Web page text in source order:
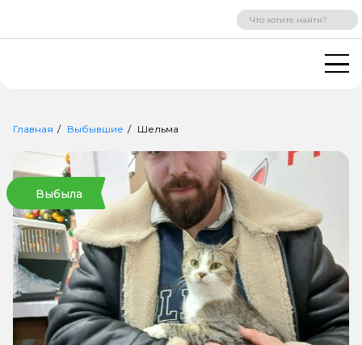
ВХОД РЕГИСТРАЦИЯ
Главная Выбывшие Шельма
Выбыла